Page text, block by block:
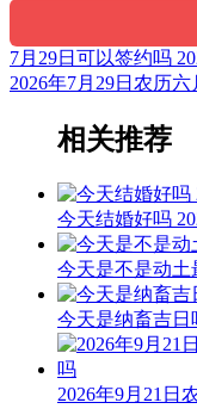
3时-5时 丙寅时： 沖
忌：祭祀 祈福 斋醮
5时-7时 丁卯时： 沖
宜：酬神 求财 见贵
忌：朱雀须用 凤凰符
任 出行
7时-9时 戊辰时： 沖
宜：祈福 订婚 嫁娶
7月29日可以签约吗
2026年7月29日农历
相关推荐
今天结婚好吗
今天是不是动土
今天是纳畜吉日
2026年9月21日